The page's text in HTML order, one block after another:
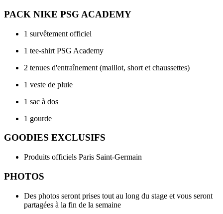
PACK NIKE PSG ACADEMY
1 survêtement officiel
1 tee-shirt PSG Academy
2 tenues d'entraînement (maillot, short et chaussettes)
1 veste de pluie
1 sac à dos
1 gourde
GOODIES EXCLUSIFS
Produits officiels Paris Saint-Germain
PHOTOS
Des photos seront prises tout au long du stage et vous seront
partagées à la fin de la semaine